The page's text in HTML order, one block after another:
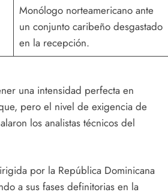
Monólogo norteamericano ante
un conjunto caribeño desgastado
en la recepción.
una intensidad perfecta en
pero el nivel de exigencia de
los analistas técnicos del
por la República Dominicana
a sus fases definitorias en la